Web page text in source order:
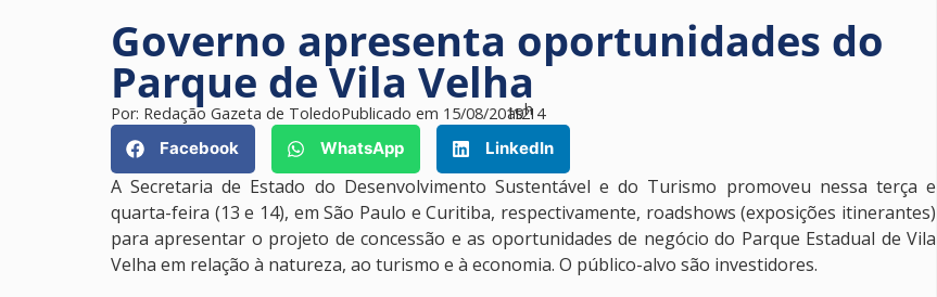
Governo apresenta oportunidades do
Parque de Vila Velha
Por: Redação Gazeta de ToledoPublicado em 15/08/2019
às14
h
12
Facebook
WhatsApp LinkedIn
A Secretaria de Estado do Desenvolvimento Sustentável e do Turismo promoveu nessa terça e
quarta-feira (13 e 14), em São Paulo e Curitiba, respectivamente, roadshows (exposições itinerantes)
para apresentar o projeto de concessão e as oportunidades de negócio do Parque Estadual de Vila
Velha em relação à natureza, ao turismo e à economia. O público-alvo são investidores.